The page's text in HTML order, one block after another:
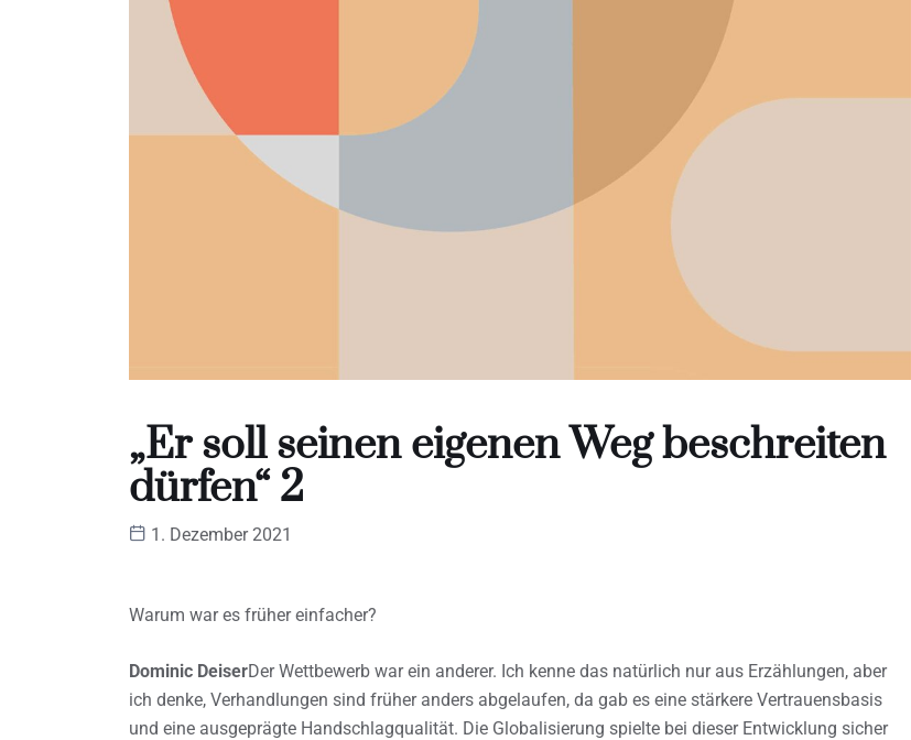
„Er soll seinen eigenen Weg beschreiten
dürfen“ 2
1. Dezember 2021
Warum war es früher einfacher?
Dominic DeiserDer Wettbewerb war ein anderer. Ich kenne das natürlich nur aus Erzählungen, aber
ich denke, Verhandlungen sind früher anders abgelaufen, da gab es eine stärkere Vertrauensbasis
und eine ausgeprägte Handschlagqualität. Die Globalisierung spielte bei dieser Entwicklung sicher